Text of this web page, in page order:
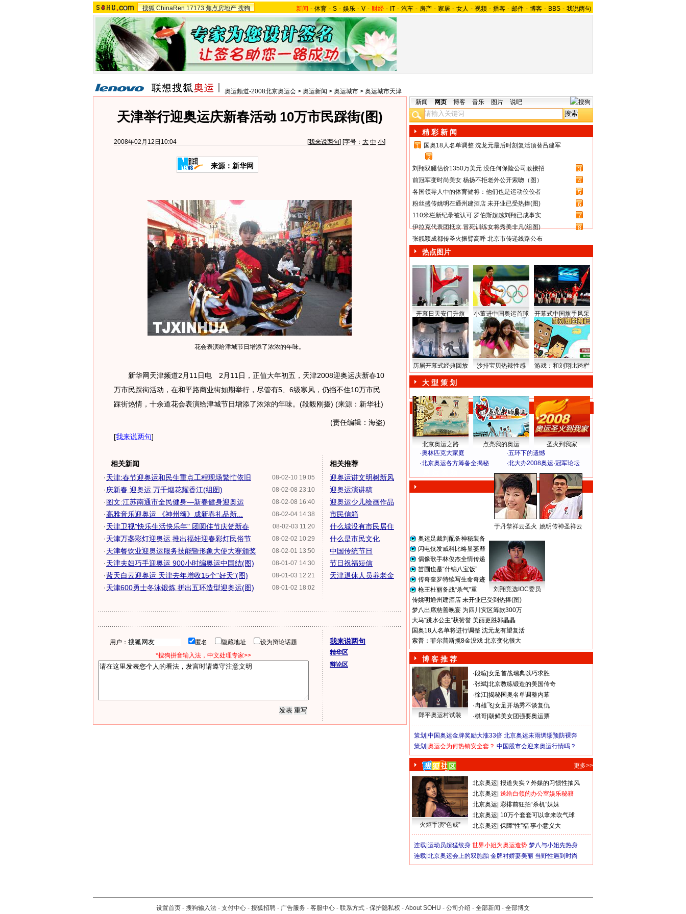
搜狐 ChinaRen 17173 焦点房地产 搜狗 新闻 - 体育 - S - 娱乐 - V - 财经 - IT - 汽车 - 房产 - 家居 - 女人 - 视频 - 播客 - 邮件 - 博客 - BBS - 我说两句
奥运频道-2008北京奥运会 > 奥运新闻 > 奥运城市 > 奥运城市天津
天津举行迎奥运庆新春活动 10万市民踩街(图)
2008年02月12日10:04 [我来说两句] [字号： 大 中 小]
来源：新华网
花会表演给津城节日增添了浓浓的年味。
新华网天津频道2月11日电 2月11日，正值大年初五，天津2008迎奥运庆新春10
万市民踩街活动，在和平路商业街如期举行，尽管有5、6级寒风，仍挡不住10万市民
踩街热情，十余道花会表演给津城节日增添了浓浓的年味。(段毅刚摄) (来源：新华社)
(责任编辑：海盗)
[我来说两句]
相关新闻
08-02-10 19:05
·天津:春节迎奥运和民生重点工程现场繁忙依旧
08-02-08 23:10
·庆新春 迎奥运 万千烟花耀香江(组图)
08-02-08 16:40
·图文:江苏南通市全民健身―新春健身迎奥运
08-02-04 14:38
·高雅音乐迎奥运 《神州颂》成新春礼品新...
08-02-03 11:20
·天津卫视"快乐生活快乐年" 团圆佳节庆贺新春
08-02-02 10:29
·天津万盏彩灯迎奥运 推出福娃迎春彩灯民俗节
08-02-01 13:50
·天津餐饮业迎奥运服务技能暨形象大使大赛颁奖
08-01-07 14:30
·天津夫妇巧手迎奥运 900小时编奥运中国结(图)
08-01-03 12:21
·蓝天白云迎奥运 天津去年增收15个"好天"(图)
08-01-02 18:02
·天津600勇士冬泳锻炼 拼出五环造型迎奥运(图)
相关推荐
迎奥运讲文明树新风
迎奥运演讲稿
迎奥运少儿绘画作品
市民信箱
什么城没有市民居住
什么是市民文化
中国传统节日
节日祝福短信
天津退休人员养老金
用户： 匿名 隐藏地址
设为辩论话题
*搜狗拼音输入法，中文处理专家>>
我来说两句
精华区
辩论区
新闻 网页 博客 音乐 图片 说吧
精 彩 新 闻
1
国奥18人名单调整 沈龙元最后时刻复活顶替吕建军
2
刘翔双腿估价1350万美元 没任何保险公司敢接招
3
前冠军变时尚美女 杨扬不拒老外公开索吻（图）
4
各国领导人中的体育健将：他们也是运动佼佼者
5
粉丝盛传姚明在通州建酒店 未开业已受热捧(图)
6
110米栏新纪录被认可 罗伯斯超越刘翔已成事实
7
伊拉克代表团抵京 冒死训练女将秀美非凡(组图)
8
张靓颖成都传圣火振臂高呼 北京市传递线路公布
热点图片
开幕日天安门升旗 小董进中国奥运首球 开幕式中国旗手风采
历届开幕式经典回放 沙排宝贝热辣性感 游戏：和刘翔比跨栏
大 型 策 划
北京奥运之路 点亮我的奥运
圣火到我家
·奥林匹克大家庭 ·五环下的遗憾
·北京奥运各方筹备全揭秘 ·北大办2008奥运·冠军论坛
于丹擎祥云圣火 姚明传神圣祥云
奥运足裁判配备神秘装备
闪电侠发威科比略显萎靡
偶像歌手林俊杰全情传递
苗圃也是“什锦八宝饭”
传奇奎罗特续写生命奇迹
枪王杜丽备战“杀气”重
刘翔竞选IOC委员
传姚明通州建酒店 未开业已受到热捧(图)
梦八出席慈善晚宴 为四川灾区筹款300万
大马“跳水公主”获赞誉 美丽更胜郭晶晶
国奥18人名单将进行调整 沈元龙有望复活
索普：菲尔普斯揽8金没戏 北京变化很大
博 客 推 荐
郎平奥运村试装
·段暄 女足首战瑞典以巧求胜
·张斌 北京教练锻造的美国传奇
·徐江 揭秘国奥名单调整内幕
·冉雄飞 女足开场秀不谈复仇
·棋哥 朝鲜美女团强要奥运票
策划| 中国奥运金牌奖励大涨33倍 北京奥运未雨绸缪预防裸奔
策划| 奥运会为何热销安全套？ 中国股市会迎来奥运行情吗？
更多>>
火炬手演“色戒”
北京奥运 报道失实？外媒的习惯性抽风
北京奥运 送给白领的办公室娱乐秘籍
北京奥运 彩排前狂拍“杀机”妹妹
北京奥运 10万个套套可以拿来吹气球
北京奥运 保障“性”福 事小意义大
连载| 运动员超猛纹身 世界小姐为奥运造势 梦八与小姐先热身
连载| 北京奥运会上的双胞胎 金牌衬娇妻美丽 当野性遇到时尚
设置首页 - 搜狗输入法 - 支付中心 - 搜狐招聘 - 广告服务 - 客服中心 - 联系方式 - 保护隐私权 - About SOHU - 公司介绍 - 全部新闻 - 全部博文